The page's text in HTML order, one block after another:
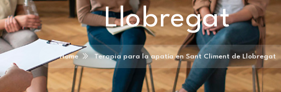
Llobregat
Home Terapia para la apatía en Sant Climent de Llobregat